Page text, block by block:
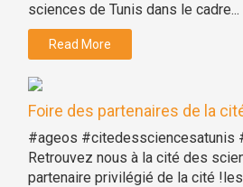
sciences de Tunis dans le cadre...
Read More
Foire des partenaires de la
#ageos #citedessciencesatunis
Retrouvez nous à la cité des
partenaire privilégié de la cité